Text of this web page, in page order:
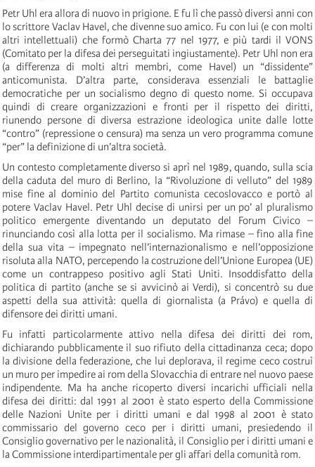
Petr Uhl era allora di nuovo in prigione. E fu lì che passò diversi anni con
lo scrittore Vaclav Havel, che divenne suo amico. Fu con lui (e con molti
altri intellettuali) che formò Charta 77 nel 1977, e più tardi il VONS
(Comitato per la difesa dei perseguitati ingiustamente). Petr Uhl non era
(a differenza di molti altri membri, come Havel) un “dissidente”
anticomunista. D’altra parte, considerava essenziali le battaglie
democratiche per un socialismo degno di questo nome. Si occupava
quindi di creare organizzazioni e fronti per il rispetto dei diritti,
riunendo persone di diversa estrazione ideologica unite dalle lotte
“contro” (repressione o censura) ma senza un vero programma comune
“per” la definizione di un’altra società.
Un contesto completamente diverso si aprì nel 1989, quando, sulla scia
della caduta del muro di Berlino, la “Rivoluzione di velluto” del 1989
mise fine al dominio del Partito comunista cecoslovacco e portò al
potere Vaclav Havel. Petr Uhl decise di unirsi per un po’ al pluralismo
politico emergente diventando un deputato del Forum Civico –
rinunciando così alla lotta per il socialismo. Ma rimase – fino alla fine
della sua vita – impegnato nell’internazionalismo e nell’opposizione
risoluta alla NATO, percependo la costruzione dell’Unione Europea (UE)
come un contrappeso positivo agli Stati Uniti. Insoddisfatto della
politica di partito (anche se si avvicinò ai Verdi), si concentrò su due
aspetti della sua attività: quella di giornalista (a Právo) e quella di
difensore dei diritti umani.
Fu infatti particolarmente attivo nella difesa dei diritti dei rom,
dichiarando pubblicamente il suo rifiuto della cittadinanza ceca; dopo
la divisione della federazione, che lui deplorava, il regime ceco costruì
un muro per impedire ai rom della Slovacchia di entrare nel nuovo paese
indipendente. Ma ha anche ricoperto diversi incarichi ufficiali nella
difesa dei diritti: dal 1991 al 2001 è stato esperto della Commissione
delle Nazioni Unite per i diritti umani e dal 1998 al 2001 è stato
commissario del governo ceco per i diritti umani, presiedendo il
Consiglio governativo per le nazionalità, il Consiglio per i diritti umani e
la Commissione interdipartimentale per gli affari della comunità rom.